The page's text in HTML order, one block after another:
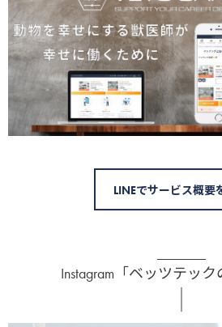
LINEでサービス概要
Instagram「ベッツテック